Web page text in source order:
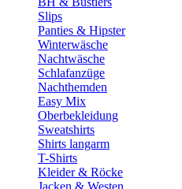
Slips
Panties & Hipster
Winterwäsche
Nachtwäsche
Schlafanzüge
Nachthemden
Easy Mix
Oberbekleidung
Sweatshirts
Shirts langarm
T-Shirts
Kleider & Röcke
Jacken & Westen